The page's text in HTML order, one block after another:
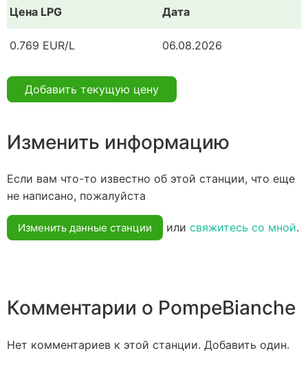
Цена LPG Дата
0.769 EUR/L 06.08.2026
Добавить текущую цену
Изменить информацию
Если вам что-то известно об этой станции, что еще
не написано, пожалуйста
Изменить данные станции или свяжитесь со мной.
Комментарии о PompeBianche
Нет комментариев к этой станции. Добавить один.